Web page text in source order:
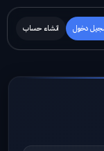
دخول انشاء حساب